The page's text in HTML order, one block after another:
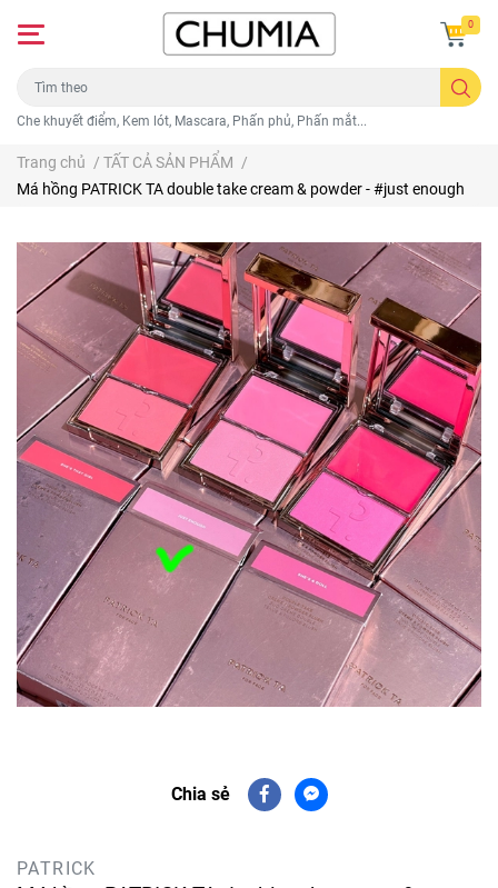
Che khuyết điểm, Kem lót, Mascara, Phấn phủ, Phấn mắt...
0
Trang chủ / TẤT CẢ SẢN PHẨM /
Má hồng PATRICK TA double take cream & powder - #just enough
Chia sẻ
PATRICK